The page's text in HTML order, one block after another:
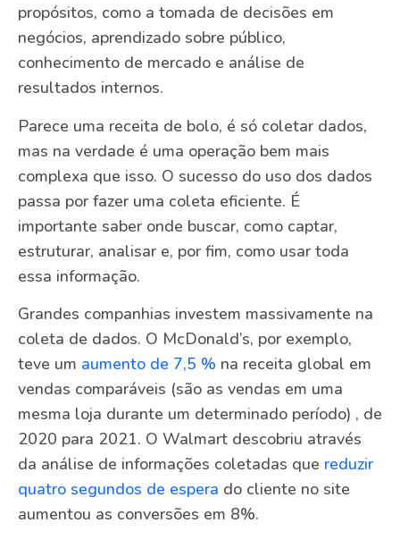
propósitos, como a tomada de decisões em
negócios, aprendizado sobre público,
conhecimento de mercado e análise de
resultados internos.
Parece uma receita de bolo, é só coletar dados,
mas na verdade é uma operação bem mais
complexa que isso. O sucesso do uso dos dados
passa por fazer uma coleta eficiente. É
importante saber onde buscar, como captar,
estruturar, analisar e, por fim, como usar toda
essa informação.
Grandes companhias investem massivamente na
coleta de dados. O McDonald’s, por exemplo,
teve um aumento de 7,5 % na receita global em
vendas comparáveis (são as vendas em uma
mesma loja durante um determinado período) , de
2020 para 2021. O Walmart descobriu através
da análise de informações coletadas que reduzir
quatro segundos de espera do cliente no site
aumentou as conversões em 8%.